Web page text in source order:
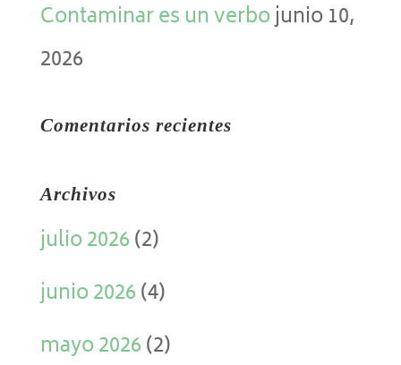
Contaminar es un verbojunio 10,
2026
Comentarios recientes
Archivos
julio 2026(2)
junio 2026(4)
mayo 2026(2)